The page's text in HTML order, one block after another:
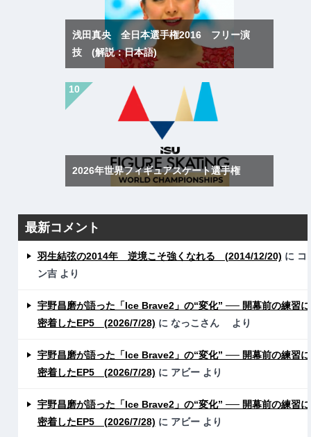
浅田真央 全日本選手権2016 フリー演
技 (解説：日本語)
2026年世界フィギュアスケート選手権
最新コメント
羽生結弦の2014年 逆境こそ強くなれる (2014/12/20) に コ
ン吉より
宇野昌磨が語った「Ice Brave2」の“変化” ── 開幕前の練習に
密着したEP5 (2026/7/28) に なっこさん より
宇野昌磨が語った「Ice Brave2」の“変化” ── 開幕前の練習に
密着したEP5 (2026/7/28) に アビーより
宇野昌磨が語った「Ice Brave2」の“変化” ── 開幕前の練習に
密着したEP5 (2026/7/28) に アビーより